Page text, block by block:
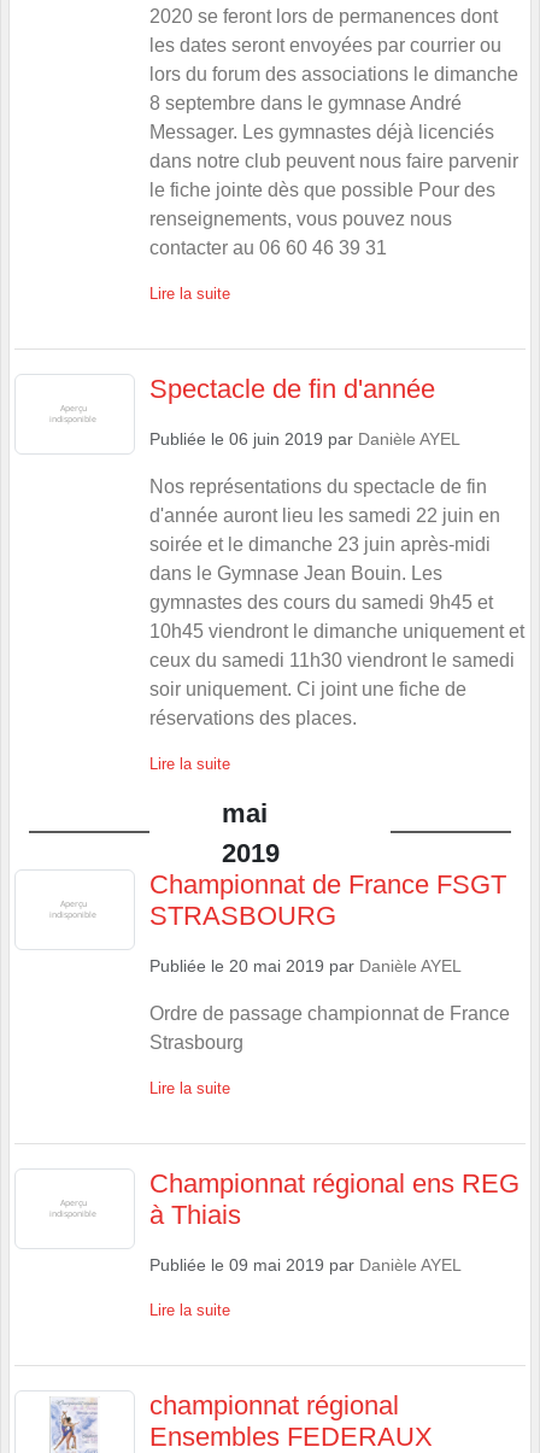
2020 se feront lors de permanences dont
les dates seront envoyées par courrier ou
lors du forum des associations le dimanche
8 septembre dans le gymnase André
Messager. Les gymnastes déjà licenciés
dans notre club peuvent nous faire parvenir
le fiche jointe dès que possible Pour des
renseignements, vous pouvez nous
contacter au 06 60 46 39 31
Lire la suite
Spectacle de fin d'année
Publiée le 06 juin 2019 par Danièle AYEL
Nos représentations du spectacle de fin
d'année auront lieu les samedi 22 juin en
soirée et le dimanche 23 juin après-midi
dans le Gymnase Jean Bouin. Les
gymnastes des cours du samedi 9h45 et
10h45 viendront le dimanche uniquement et
ceux du samedi 11h30 viendront le samedi
soir uniquement. Ci joint une fiche de
réservations des places.
Lire la suite
mai
2019
Championnat de France FSGT
STRASBOURG
Publiée le 20 mai 2019 par Danièle AYEL
Ordre de passage championnat de France
Strasbourg
Lire la suite
Championnat régional ens REG
à Thiais
Publiée le 09 mai 2019 par Danièle AYEL
Lire la suite
championnat régional
Ensembles FEDERAUX